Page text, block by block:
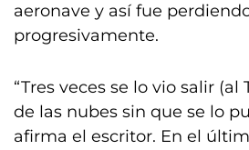
aeronave y así fue
progresivamente.
“Tres veces se lo vio salir (al
de las nubes sin que se lo
afirma el escritor. En el